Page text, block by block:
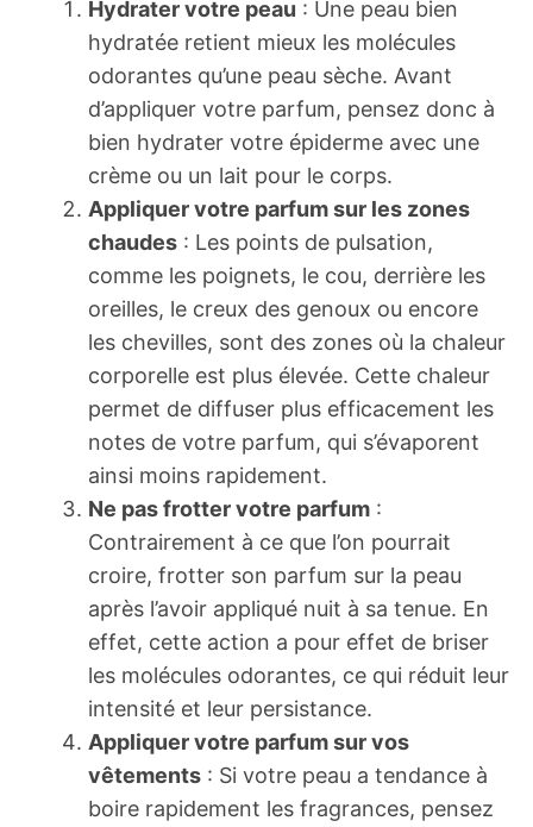
Hydrater votre peau : Une peau bien
hydratée retient mieux les molécules
odorantes qu’une peau sèche. Avant
d’appliquer votre parfum, pensez donc à
bien hydrater votre épiderme avec une
crème ou un lait pour le corps.
Appliquer votre parfum sur les zones
chaudes : Les points de pulsation,
comme les poignets, le cou, derrière les
oreilles, le creux des genoux ou encore
les chevilles, sont des zones où la chaleur
corporelle est plus élevée. Cette chaleur
permet de diffuser plus efficacement les
notes de votre parfum, qui s’évaporent
ainsi moins rapidement.
Ne pas frotter votre parfum :
Contrairement à ce que l’on pourrait
croire, frotter son parfum sur la peau
après l’avoir appliqué nuit à sa tenue. En
effet, cette action a pour effet de briser
les molécules odorantes, ce qui réduit leur
intensité et leur persistance.
Appliquer votre parfum sur vos
vêtements : Si votre peau a tendance à
boire rapidement les fragrances, pensez